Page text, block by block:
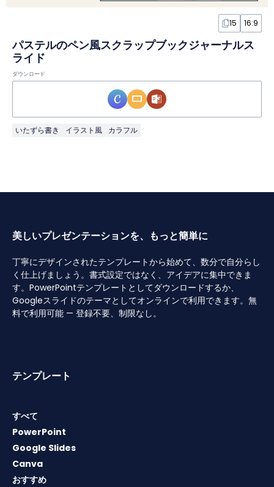
15 16:9
パステルのペン風スクラップブックジャーナルス
ライド
ダウンロード
いたずら書き イラスト風 カラフル
美しいプレゼンテーションを、もっと簡単に
丁寧にデザインされたテンプレートから始めて、数分で自分らし
く仕上げましょう。書式設定ではなく、アイデアに集中できま
す。PowerPointテンプレートとしてダウンロードするか、
Googleスライドのテーマとしてオンラインで利用できます。無
料で利用可能 — 登録不要、制限なし。
テンプレート
すべて
PowerPoint
Google Slides
Canva
おすすめ